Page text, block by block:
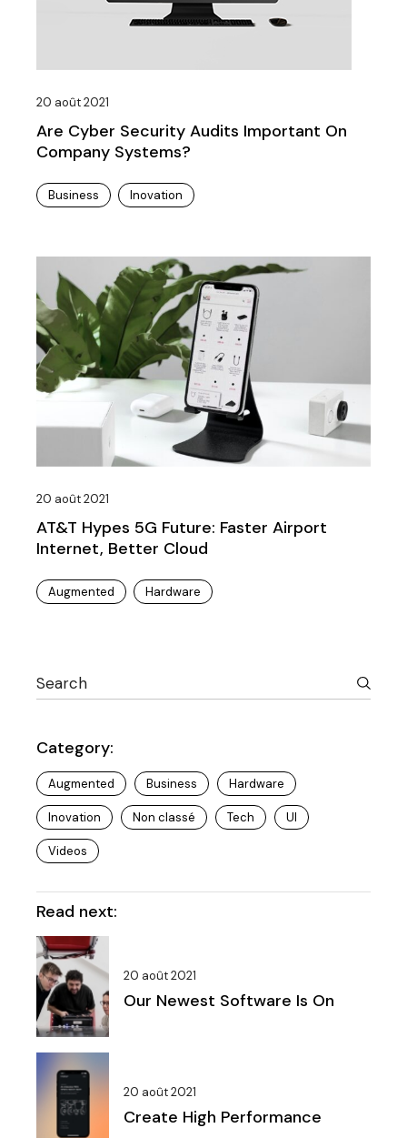
20 août 2021
Are Cyber Security Audits Important On
Company Systems?
Business Inovation
20 août 2021
AT&T Hypes 5G Future: Faster Airport
Internet, Better Cloud
Augmented Hardware
Category:
Augmented Business Hardware
Inovation Non classé Tech UI
Videos
Read next:
20 août 2021
Our Newest Software Is On
20 août 2021
Create High Performance